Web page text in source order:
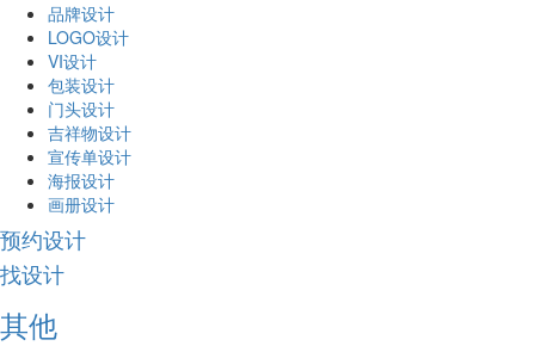
品牌设计
LOGO设计
VI设计
包装设计
门头设计
吉祥物设计
宣传单设计
海报设计
画册设计
预约设计
找设计
其他